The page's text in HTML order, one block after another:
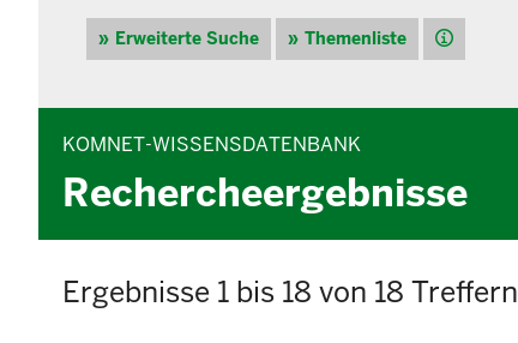
Erweiterte Suche Themenliste Hilfe
KOMNET-WISSENSDATENBANK
Rechercheergebnisse
Ergebnisse 1 bis 18 von 18 Treffern